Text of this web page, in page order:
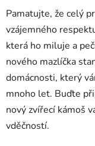
Pamatujte, že celý
vzájemného
která ho miluje a
nového mazlíčka
domácnosti, který
mnoho let. Buďte
nový zvířecí kámoš
vděčností.